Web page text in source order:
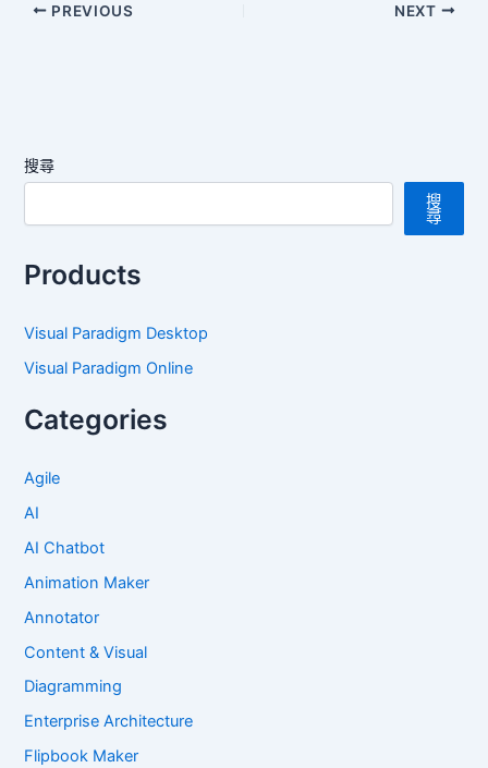
PREVIOUS NEXT
搜尋
搜
尋
Products
Visual Paradigm Desktop
Visual Paradigm Online
Categories
Agile
AI
AI Chatbot
Animation Maker
Annotator
Content & Visual
Diagramming
Enterprise Architecture
Flipbook Maker